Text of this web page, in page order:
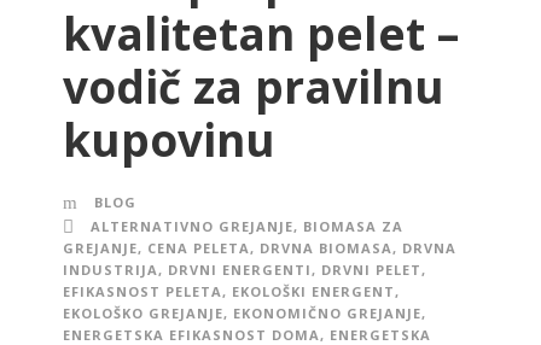
kvalitetan pelet –
vodič za pravilnu
kupovinu
BLOG
ALTERNATIVNO GREJANJE, BIOMASA ZA
GREJANJE, CENA PELETA , DRVNA BIOMASA , DRVNA
INDUSTRIJA , DRVNI ENERGENTI , DRVNI PELET ,
EFIKASNOST PELETA , EKOLOŠKI ENERGENT ,
EKOLOŠKO GREJANJE, EKONOMIČNO GREJANJE,
ENERGETSKA EFIKASNOST DOMA , ENERGETSKA